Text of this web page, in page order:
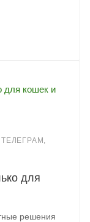
для
решения